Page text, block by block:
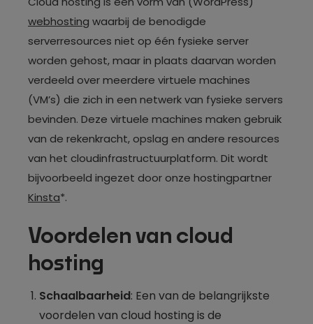
webhosting waarbij de benodigde
serverresources niet op één fysieke server
worden gehost, maar in plaats daarvan worden
verdeeld over meerdere virtuele machines
(VM’s) die zich in een netwerk van fysieke servers
bevinden. Deze virtuele machines maken gebruik
van de rekenkracht, opslag en andere resources
van het cloudinfrastructuurplatform. Dit wordt
bijvoorbeeld ingezet door onze hostingpartner
Kinsta*.
Voordelen van cloud
hosting
Schaalbaarheid: Een van de belangrijkste
voordelen van cloud hosting is de